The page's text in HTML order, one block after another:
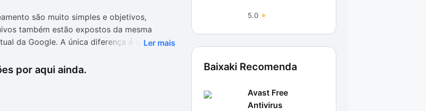
são muito simples e objetivos,
também estão expostos da mesma
da Google. A única diferença é que, ao
gratuitos quanto os pagos) que podem
Ler mais
por aqui ainda.
5.0
Baixaki Recomenda
Avast Free
Antivirus